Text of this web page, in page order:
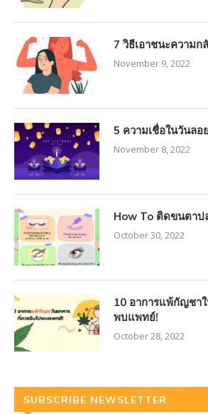
7 วิธีเอาชนะความก
November 9, 2022
5 ความเชื่อในวันลอ
November 8, 2022
How To ติดขนตาป
October 30, 2022
10 อาการแพ้กัญชา
พบแพทย์!
October 28, 2022
SUBSCRIBE NEWSLETTER